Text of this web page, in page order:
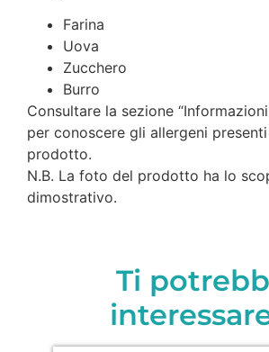
Farina
Uova
Zucchero
Burro
Consultare la sezione
per conoscere gli allergeni
prodotto.
N.B. La foto del prodotto ha lo
dimostrativo.
Ti